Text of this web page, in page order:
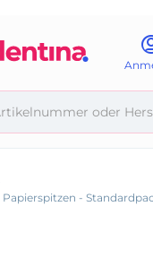
Papierspitzen -